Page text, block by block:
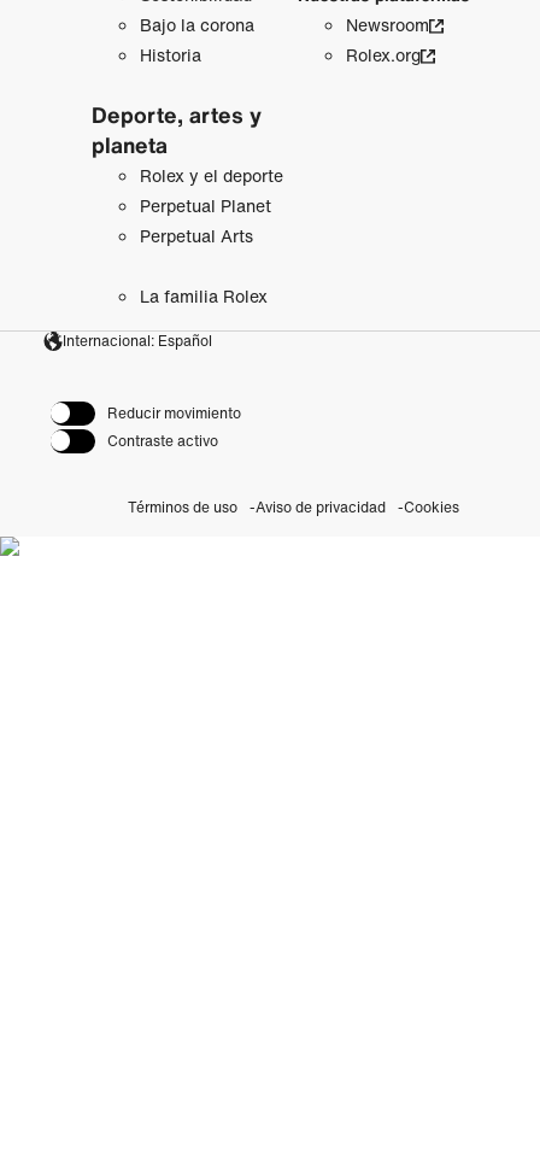
Bajo la corona
Historia
Deporte, artes y
planeta
Rolex y el deporte
Perpetual Planet
Perpetual Arts
La familia Rolex
Newsroom
Rolex.org
Internacional: Español
Reducir movimiento
Contraste activo
Términos de uso Aviso de privacidad Cookies